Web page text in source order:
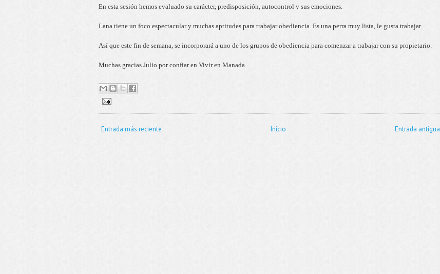
En esta sesión hemos evaluado su carácter, predisposición, autocontrol y sus emociones.
Lana tiene un foco espectacular y muchas aptitudes para trabajar obediencia. Es una perra muy lista, le gusta trabajar.
Así que este fin de semana, se incorporará a uno de los grupos de obediencia para comenzar a trabajar con su propietario.
Muchas gracias Julio por confiar en Vivir en Manada.
Entrada más reciente Entrada antigua
Inicio